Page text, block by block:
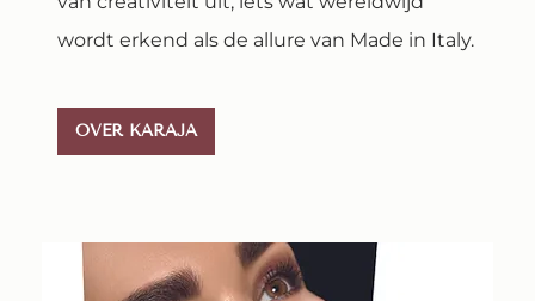
wordt erkend als de allure van Made in Italy.
OVER KARAJA